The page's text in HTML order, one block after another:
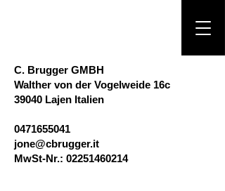
C. Brugger GMBH
Walther von der Vogelweide 16c
39040 Lajen Italien
0471655041
jone@cbrugger.it
​MwSt-Nr.: 02251460214